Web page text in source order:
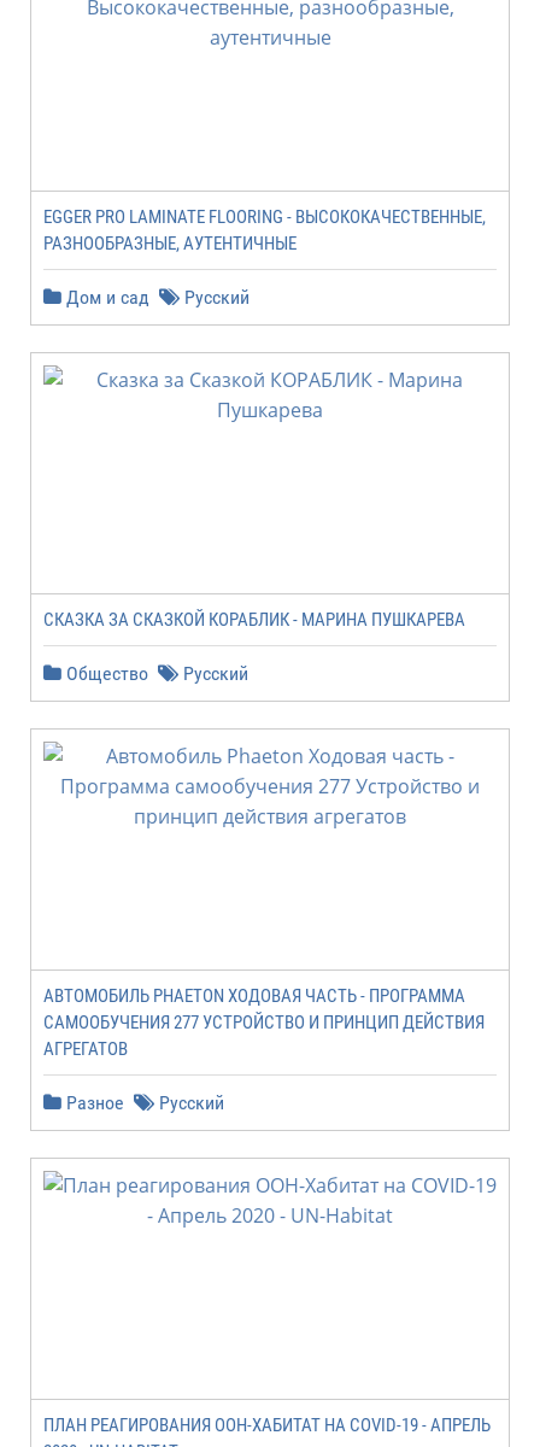
EGGER PRO LAMINATE FLOORING - ВЫСОКОКАЧЕСТВЕННЫЕ,
РАЗНООБРАЗНЫЕ, АУТЕНТИЧНЫЕ
Дом и сад Русский
СКАЗКА ЗА СКАЗКОЙ КОРАБЛИК - МАРИНА ПУШКАРЕВА
Общество Русский
АВТОМОБИЛЬ PHAETON ХОДОВАЯ ЧАСТЬ - ПРОГРАММА
САМООБУЧЕНИЯ 277 УСТРОЙСТВО И ПРИНЦИП ДЕЙСТВИЯ
АГРЕГАТОВ
Разное Русский
ПЛАН РЕАГИРОВАНИЯ ООН-ХАБИТАТ НА COVID-19 - АПРЕЛЬ